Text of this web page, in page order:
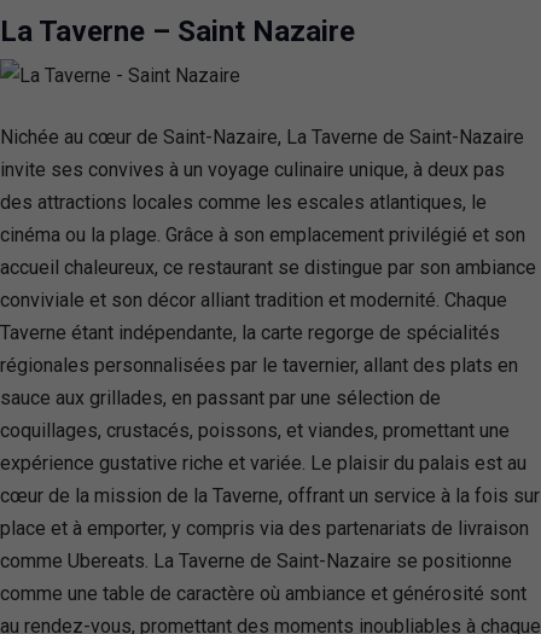
La Taverne – Saint Nazaire
Nichée au cœur de Saint-Nazaire, La Taverne de Saint-Nazaire
invite ses convives à un voyage culinaire unique, à deux pas
des attractions locales comme les escales atlantiques, le
cinéma ou la plage. Grâce à son emplacement privilégié et son
accueil chaleureux, ce restaurant se distingue par son ambiance
conviviale et son décor alliant tradition et modernité. Chaque
Taverne étant indépendante, la carte regorge de spécialités
régionales personnalisées par le tavernier, allant des plats en
sauce aux grillades, en passant par une sélection de
coquillages, crustacés, poissons, et viandes, promettant une
expérience gustative riche et variée. Le plaisir du palais est au
cœur de la mission de la Taverne, offrant un service à la fois sur
place et à emporter, y compris via des partenariats de livraison
comme Ubereats. La Taverne de Saint-Nazaire se positionne
comme une table de caractère où ambiance et générosité sont
au rendez-vous, promettant des moments inoubliables à chaque